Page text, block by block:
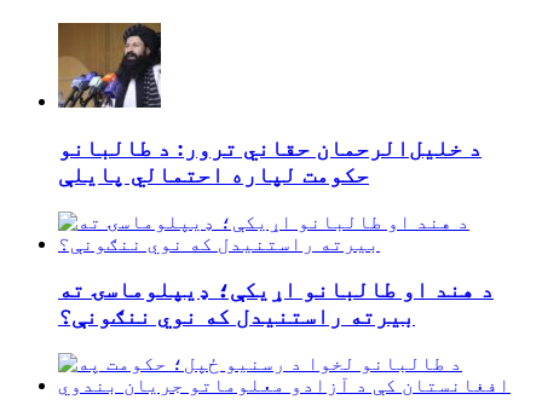
د خلیل‌الرحمان حقاني ترور: د طالبانو
حکومت لپاره احتمالي پایلې
د هند او طالبانو اړیکې؛ ډیپلوماسۍ ته
بیرته راستنیدل که نوي ننګونې؟